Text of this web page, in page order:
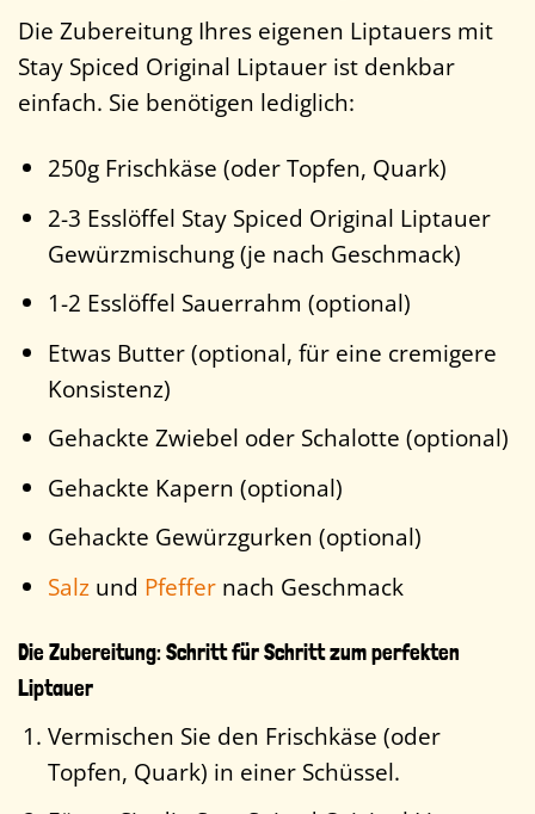
Die Zubereitung Ihres eigenen Liptauers mit
Stay Spiced Original Liptauer ist denkbar
einfach. Sie benötigen lediglich:
250g Frischkäse (oder Topfen, Quark)
2-3 Esslöffel Stay Spiced Original Liptauer
Gewürzmischung (je nach Geschmack)
1-2 Esslöffel Sauerrahm (optional)
Etwas Butter (optional, für eine cremigere
Konsistenz)
Gehackte Zwiebel oder Schalotte (optional)
Gehackte Kapern (optional)
Gehackte Gewürzgurken (optional)
Salzund Pfeffernach Geschmack
Die Zubereitung: Schritt für Schritt zum perfekten
Liptauer
Vermischen Sie den Frischkäse (oder
Topfen, Quark) in einer Schüssel.